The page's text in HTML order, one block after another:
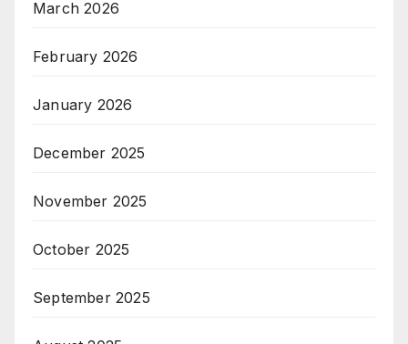
March 2026
February 2026
January 2026
December 2025
November 2025
October 2025
September 2025